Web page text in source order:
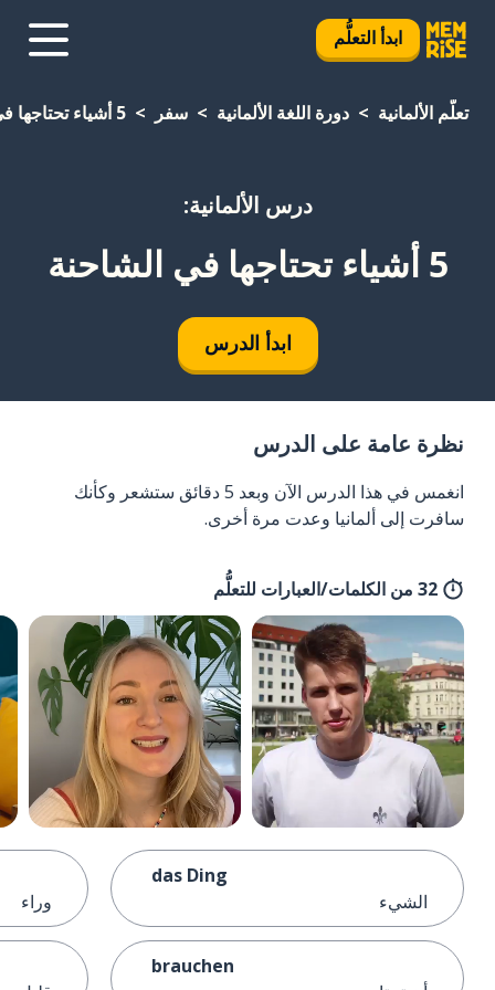
ابدأ التعلُّم
تعلَّم الألمانية دورة اللغة الألمانية سفر 5 أشياء تحتاجها في الشاحنة
درس الألمانية:
5 أشياء تحتاجها في الشاحنة
ابدأ الدرس
نظرة عامة على الدرس
انغمس في هذا الدرس الآن وبعد 5 دقائق ستشعر وكأنك
سافرت إلى ألمانيا وعدت مرة أخرى.
32 من الكلمات/العبارات للتعلُّم
das Ding
الشيء
brauchen
وراء